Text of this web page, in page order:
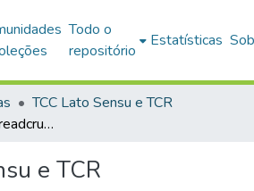
Todo o
repositório
Estatísticas
TCC Lato Sensu e TCR
collection.search.breadcrumbs
e TCR